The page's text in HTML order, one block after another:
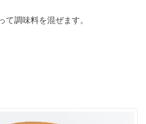
調味料を混ぜます。